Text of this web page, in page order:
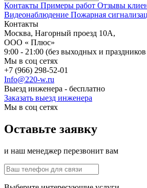
Контакты Примеры работ Отзывы
Видеонаблюдение Пожарная
Контакты
Москва, Нагорный проезд 10А,
ООО « Плюс»
9:00 - 21:00 (без выходных и праздников
Мы в соц сетях
+7 (966) 298-52-01
Info@220-w.ru
Выезд инженера - бесплатно
Заказать выезд инженера
Мы в соц сетях
Оставьте заявку
и наш менеджер перезвонит вам